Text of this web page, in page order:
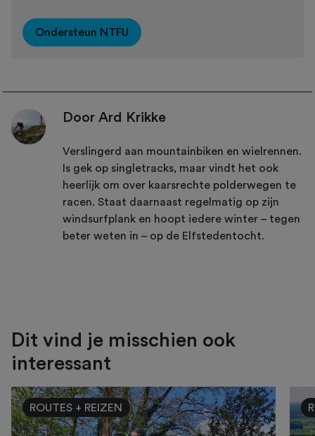
Ondersteun NTFU
Door Ard Krikke
Verslingerd aan mountainbiken en wielrennen.
Is gek op singletracks, maar vindt het ook
heerlijk om over kaarsrechte polderwegen te
racen. Staat daarnaast regelmatig op zijn
windsurfplank en hoopt iedere winter – tegen
beter weten in – op de Elfstedentocht.
Dit vind je misschien ook
interessant
ROUTES + REIZEN